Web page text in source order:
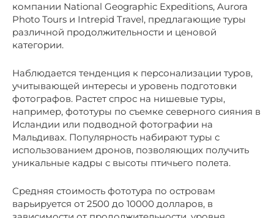
компании National Geographic Expeditions, Aurora
Photo Tours и Intrepid Travel, предлагающие туры
различной продолжительности и ценовой
категории.
Наблюдается тенденция к персонализации туров,
учитывающей интересы и уровень подготовки
фотографов. Растет спрос на нишевые туры,
например, фототуры по съемке северного сияния в
Исландии или подводной фотографии на
Мальдивах. Популярность набирают туры с
использованием дронов, позволяющих получить
уникальные кадры с высоты птичьего полета.
Средняя стоимость фототура по островам
варьируется от 2500 до 10000 долларов, в